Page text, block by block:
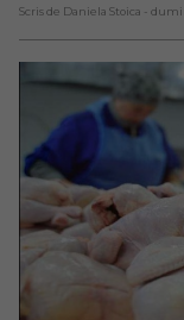
Scris de Daniela Stoica -